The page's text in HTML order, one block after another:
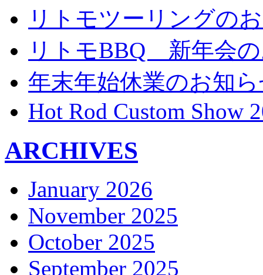
リトモツーリングの
リトモBBQ 新年会
年末年始休業のお知
Hot Rod Custom Show
ARCHIVES
January 2026
November 2025
October 2025
September 2025